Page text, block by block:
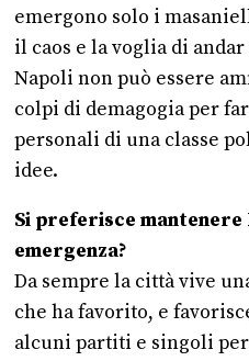
emergono solo i
il caos e la voglia di
Napoli non può essere
colpi di demagogia per
personali di una classe
idee.
Si preferisce
emergenza?
Da sempre la città vive
che ha favorito, e
alcuni partiti e singoli